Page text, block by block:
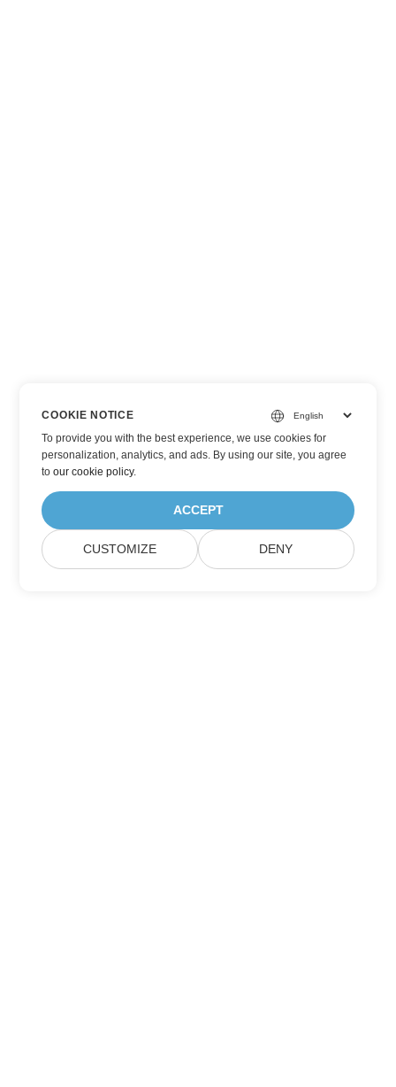
COOKIE NOTICE
To provide you with the best experience, we use cookies for
personalization, analytics, and ads. By using our site, you agree
toour cookie policy.
ACCEPT
CUSTOMIZE DENY